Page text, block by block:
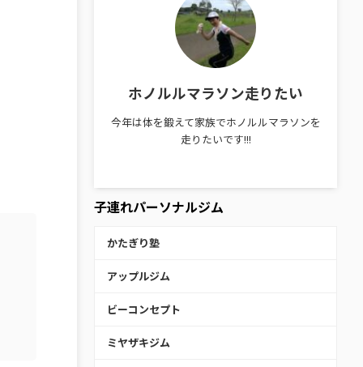
ホノルルマラソン走りたい
今年は体を鍛えて家族でホノルルマラソンを
走りたいです!!!
子連れパーソナルジム
かたぎり塾
アップルジム
ビーコンセプト
ミヤザキジム